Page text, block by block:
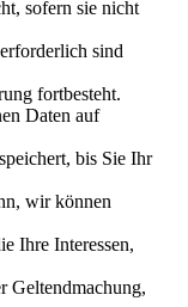
sofern sie nicht
sind
fortbesteht.
Daten auf
bis Sie Ihr
wir können
Ihre Interessen,
Geltendmachung,